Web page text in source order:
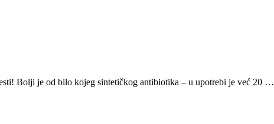
Bolji je od bilo kojeg sintetičkog antibiotika – u upotrebi je već 20 …